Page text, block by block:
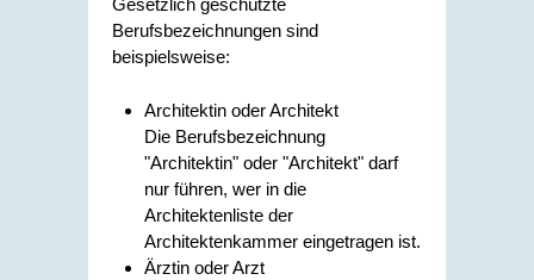
Gesetzlich geschützte
Berufsbezeichnungen sind
beispielsweise:
Architektin oder Architekt
Die Berufsbezeichnung
"Architektin" oder "Architekt" darf
nur führen, wer in die
Architektenliste der
Architektenkammer eingetragen ist.
Ärztin oder Arzt